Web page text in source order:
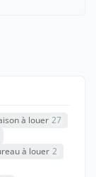
à louer 27
à louer 2